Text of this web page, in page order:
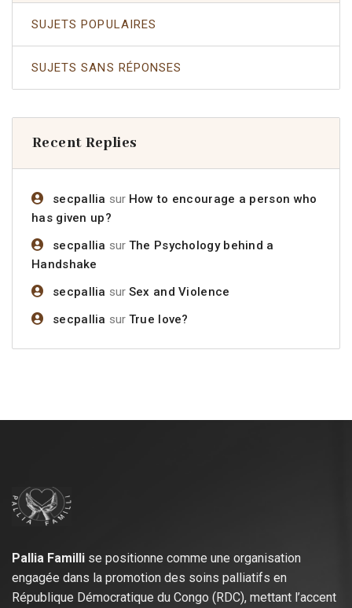
SUJETS POPULAIRES
SUJETS SANS RÉPONSES
Recent Replies
secpallia sur How to encourage a person who
has given up?
secpallia sur The Psychology behind a
Handshake
secpallia sur Sex and Violence
secpallia sur True love?
Pallia Familli se positionne comme une organisation
engagée dans la promotion des soins palliatifs en
République Démocratique du Congo (RDC), mettant l’accent